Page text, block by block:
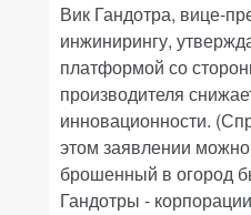
Вик Гандотра, вице-
инжинирингу,
платформой со
производителя
инновационности.
этом заявлении можно
брошенный в огород
Гандотры -